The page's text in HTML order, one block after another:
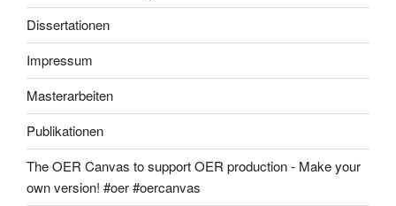
Dissertationen
Impressum
Masterarbeiten
Publikationen
The OER Canvas to support OER production - Make your
own version! #oer #oercanvas